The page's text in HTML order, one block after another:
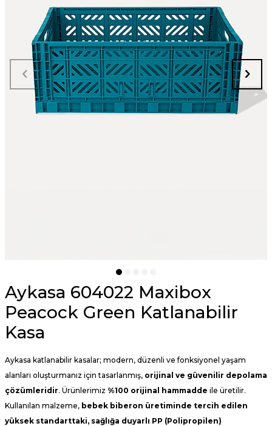
Aykasa 604022 Maxibox
Peacock Green Katlanabilir
Kasa
Aykasa katlanabilir kasalar; modern, düzenli ve fonksiyonel yaşam
alanları oluşturmanız için tasarlanmış, orijinal ve güvenilir depolama
çözümleridir. Ürünlerimiz %100 orijinal hammadde ile üretilir.
Kullanılan malzeme, bebek biberon üretiminde tercih edilen
yüksek standarttaki, sağlığa duyarlı PP (Polipropilen)